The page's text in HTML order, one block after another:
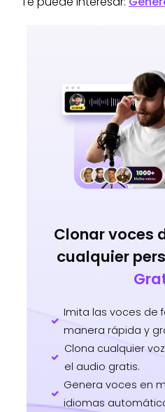
Clonar voces
cualquier
Imita las voces de
manera rápida y
Clona cualquier
el audio gratis.
Genera voces en
idiomas